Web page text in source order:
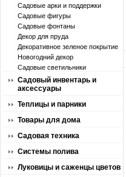
Садовые арки и поддержки
Садовые фигуры
Садовые фонтаны
Декор для пруда
Декоративное зеленое покрытие
Новогодний декор
Садовые светильники
Садовый инвентарь и
аксессуары
Теплицы и парники
Товары для дома
Садовая техника
Системы полива
Луковицы и саженцы цветов